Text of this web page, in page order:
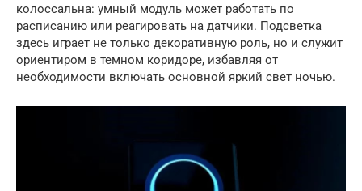
колоссальна: умный модуль может работать по
расписанию или реагировать на датчики. Подсветка
здесь играет не только декоративную роль, но и служит
ориентиром в темном коридоре, избавляя от
необходимости включать основной яркий свет ночью.